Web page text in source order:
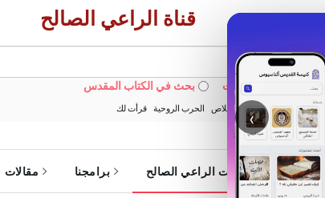
‹
قناة الراعي الصالح
بحث في الويبسايت بحث في الكتاب المقدس
الأكثر بحثًا: خبزنا اليومي الخلاص الحرب الروحية قرأت لك
الرئيسية خدمات الراعي الصالح برامجنا مقالات